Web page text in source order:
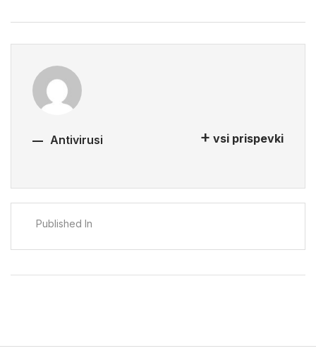
Antivirusi vsi prispevki
Published In